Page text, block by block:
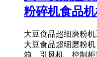
粉碎机食品
大豆食品超细磨粉
大豆食品超细磨粉
箱、引风机、控制